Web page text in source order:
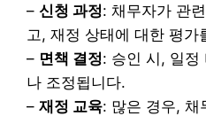
– 신청 과정: 채무자가 관
고, 재정 상태에 대한 평가
– 면책 결정: 승인 시, 일정
나 조정됩니다.
– 재정 교육: 많은 경우, 채